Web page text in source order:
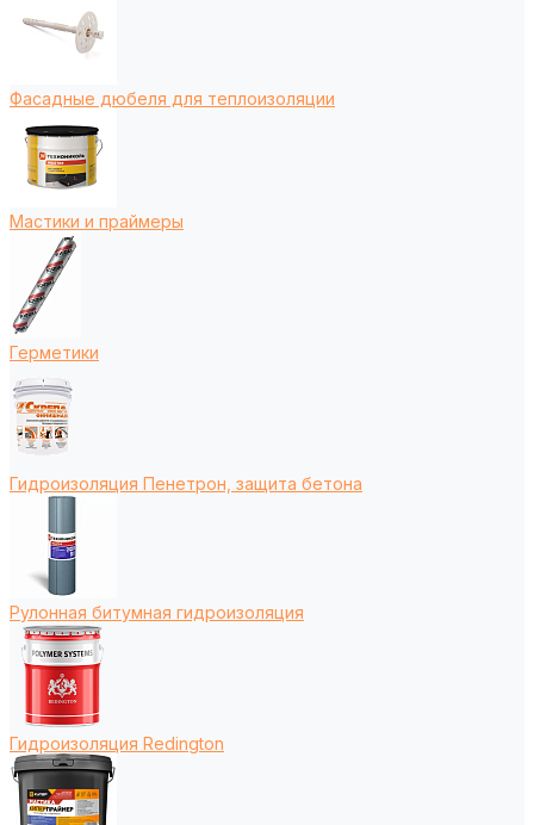
Фасадные дюбеля для теплоизоляции
Мастики и праймеры
Герметики
Гидроизоляция Пенетрон, защита бетона
Рулонная битумная гидроизоляция
Гидроизоляция Redington